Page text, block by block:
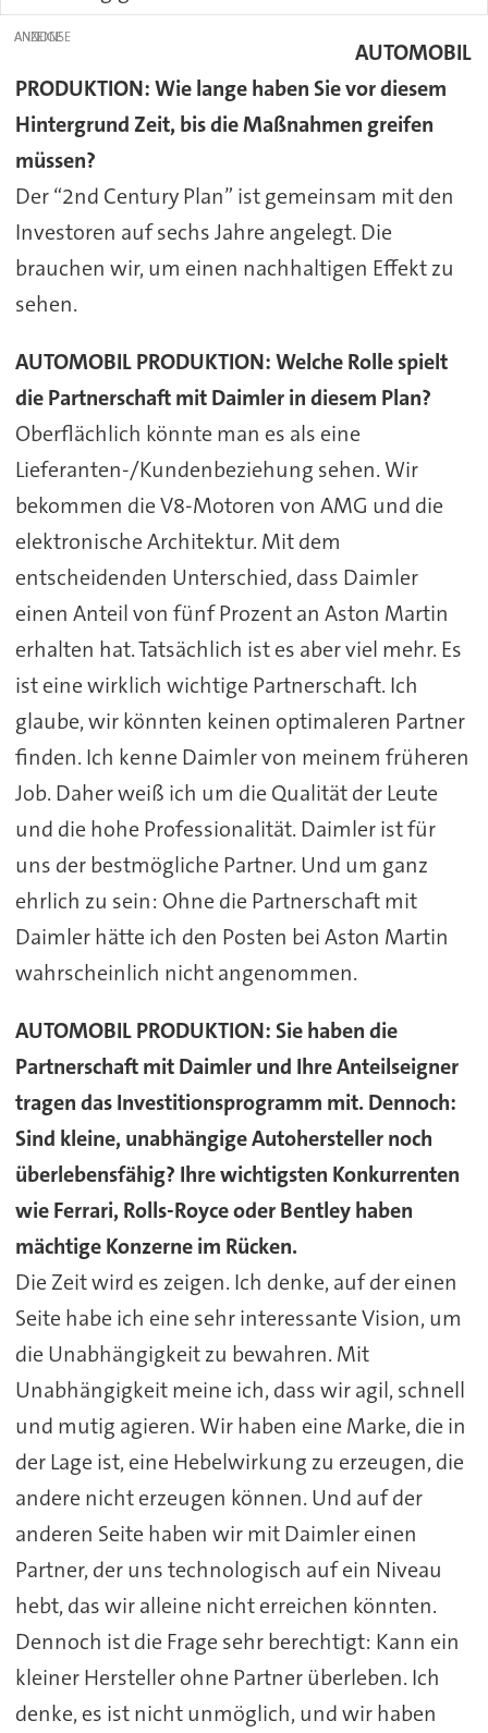
ANZEIGE
AUTOMOBIL
PRODUKTION:Wie lange haben Sie vor diesem
Hintergrund Zeit, bis die Maßnahmen greifen
müssen?
Der “2nd Century Plan” ist gemeinsam mit den
Investoren auf sechs Jahre angelegt. Die
brauchen wir, um einen nachhaltigen Effekt zu
sehen.
AUTOMOBIL PRODUKTION:Welche Rolle spielt
die Partnerschaft mit Daimler in diesem Plan?
Oberflächlich könnte man es als eine
Lieferanten-/Kundenbeziehung sehen. Wir
bekommen die V8-Motoren von AMG und die
elektronische Architektur. Mit dem
entscheidenden Unterschied, dass Daimler
einen Anteil von fünf Prozent an Aston Martin
erhalten hat. Tatsächlich ist es aber viel mehr. Es
ist eine wirklich wichtige Partnerschaft. Ich
glaube, wir könnten keinen optimaleren Partner
finden. Ich kenne Daimler von meinem früheren
Job. Daher weiß ich um die Qualität der Leute
und die hohe Professionalität. Daimler ist für
uns der bestmögliche Partner. Und um ganz
ehrlich zu sein: Ohne die Partnerschaft mit
Daimler hätte ich den Posten bei Aston Martin
wahrscheinlich nicht angenommen.
AUTOMOBIL PRODUKTION:Sie haben die
Partnerschaft mit Daimler und Ihre Anteilseigner
tragen das Investitionsprogramm mit. Dennoch:
Sind kleine, unabhängige Autohersteller noch
überlebensfähig? Ihre wichtigsten Konkurrenten
wie Ferrari, Rolls-Royce oder Bentley haben
mächtige Konzerne im Rücken.
Die Zeit wird es zeigen. Ich denke, auf der einen
Seite habe ich eine sehr interessante Vision, um
die Unabhängigkeit zu bewahren. Mit
Unabhängigkeit meine ich, dass wir agil, schnell
und mutig agieren. Wir haben eine Marke, die in
der Lage ist, eine Hebelwirkung zu erzeugen, die
andere nicht erzeugen können. Und auf der
anderen Seite haben wir mit Daimler einen
Partner, der uns technologisch auf ein Niveau
hebt, das wir alleine nicht erreichen könnten.
Dennoch ist die Frage sehr berechtigt: Kann ein
kleiner Hersteller ohne Partner überleben. Ich
denke, es ist nicht unmöglich, und wir haben